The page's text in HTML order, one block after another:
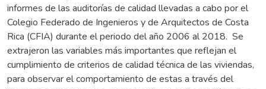
informes de las auditorías de calidad llevadas a cabo por el
Colegio Federado de Ingenieros y de Arquitectos de Costa
Rica (CFIA) durante el periodo del año 2006 al 2018. Se
extrajeron las variables más importantes que reflejan el
cumplimiento de criterios de calidad técnica de las viviendas,
para observar el comportamiento de estas a través del